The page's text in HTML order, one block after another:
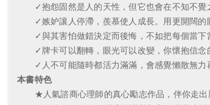
✓抱怨固然是人的天性，但它也會在不知不覺
✓嫉妒讓人停滯，羨慕使人成長。用更開闊的
✓與其害怕做錯決定而後悔，不如把每個當下
✓牌卡可以翻轉，眼光可以改變，你懷抱信念
✓人不可能隨時都活力滿滿，會感覺懶散無力
本書特色
★人氣諮商心理師的真心勵志作品，伴你走出